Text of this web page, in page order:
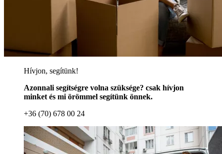
Hívjon, segítünk!
Azonnali segítségre volna szüksége? csak hívjon
minket és mi örömmel segítünk önnek.
+36 (70) 678 00 24